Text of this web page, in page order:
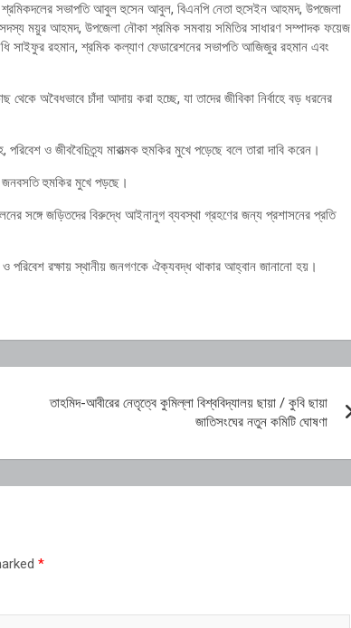
সভাপতি আবুল হুসেন আবুল, বিএনপি নেতা হুসেইন আহমদ, উপজেলা
ময়ুর আহমদ, উপজেলা নৌকা শ্রমিক সমবায় সমিতির সাধারণ সম্পাদক ফয়েজ
সাইফুর রহমান, শ্রমিক কল্যাণ ফেডারেশনের সভাপতি আজিজুর রহমান এবং
অবৈধভাবে চাঁদা আদায় করা হচ্ছে, যা তাদের জীবিকা নির্বাহে বড় ধরনের
ও জীববৈচিত্র্য মারাত্মক হুমকির মুখে পড়েছে বলে তারা দাবি করেন।
হুমকির মুখে পড়ছে।
সঙ্গে জড়িতদের বিরুদ্ধে আইনানুগ ব্যবস্থা গ্রহণের জন্য প্রশাসনের প্রতি
ও পরিবেশ রক্ষায় স্থানীয় জনগণকে ঐক্যবদ্ধ থাকার আহ্বান জানানো হয়।
তাহমিদ-আবীরের নেতৃত্বে কুমিল্লা বিশ্ববিদ্যালয় ছায়া / কুবি ছায়া
জাতিসংঘের নতুন কমিটি ঘোষণা
*